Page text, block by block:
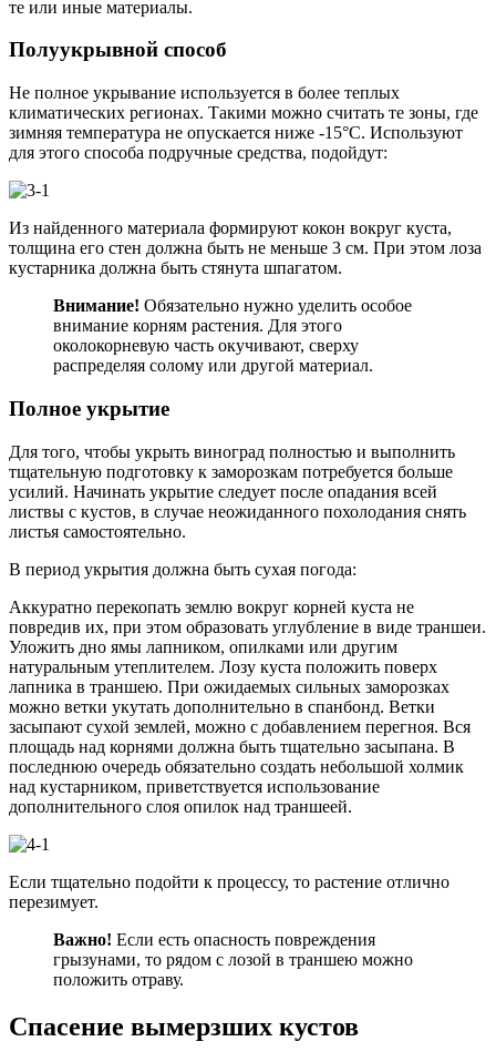
те или иные материалы.
Полуукрывной способ
Не полное укрывание используется в более теплых
климатических регионах. Такими можно считать те зоны, где
зимняя температура не опускается ниже -15°С. Используют
для этого способа подручные средства, подойдут:
Из найденного материала формируют кокон вокруг куста,
толщина его стен должна быть не меньше 3 см. При этом лоза
кустарника должна быть стянута шпагатом.
Внимание! Обязательно нужно уделить особое
внимание корням растения. Для этого
околокорневую часть окучивают, сверху
распределяя солому или другой материал.
Полное укрытие
Для того, чтобы укрыть виноград полностью и выполнить
тщательную подготовку к заморозкам потребуется больше
усилий. Начинать укрытие следует после опадания всей
листвы с кустов, в случае неожиданного похолодания снять
листья самостоятельно.
В период укрытия должна быть сухая погода:
Аккуратно перекопать землю вокруг корней куста не
повредив их, при этом образовать углубление в виде траншеи.
Уложить дно ямы лапником, опилками или другим
натуральным утеплителем. Лозу куста положить поверх
лапника в траншею. При ожидаемых сильных заморозках
можно ветки укутать дополнительно в спанбонд. Ветки
засыпают сухой землей, можно с добавлением перегноя. Вся
площадь над корнями должна быть тщательно засыпана. В
последнюю очередь обязательно создать небольшой холмик
над кустарником, приветствуется использование
дополнительного слоя опилок над траншеей.
Если тщательно подойти к процессу, то растение отлично
перезимует.
Важно! Если есть опасность повреждения
грызунами, то рядом с лозой в траншею можно
положить отраву.
Спасение вымерзших кустов